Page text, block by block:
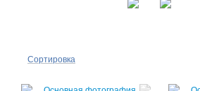
Сортировка